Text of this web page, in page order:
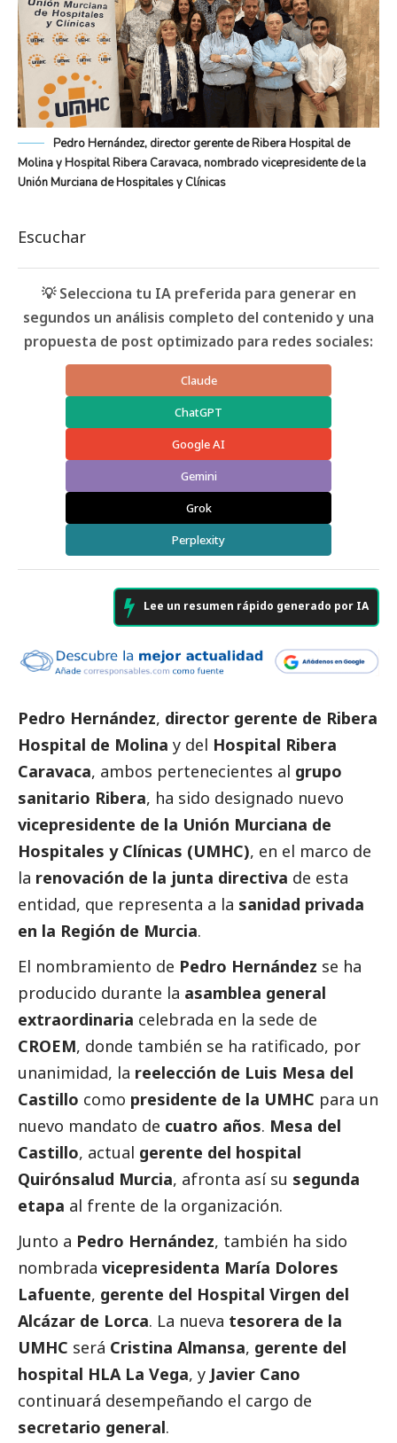
Pedro Hernández, director gerente de Ribera Hospital de
Molina y Hospital Ribera Caravaca, nombrado vicepresidente de la
Unión Murciana de Hospitales y Clínicas
Escuchar
💡 Selecciona tu IA preferida para generar en
segundos un análisis completo del contenido y una
propuesta de post optimizado para redes sociales:
Claude
ChatGPT
Google AI
Gemini
Grok
Perplexity
Lee un resumen rápido generado por IA
Pedro Hernández, director gerente de Ribera
Hospital de Molina y del Hospital Ribera
Caravaca, ambos pertenecientes al grupo
sanitario Ribera, ha sido designado nuevo
vicepresidente de la Unión Murciana de
Hospitales y Clínicas (UMHC), en el marco de
la renovación de la junta directiva de esta
entidad, que representa a la sanidad privada
en la Región de Murcia.
El nombramiento de Pedro Hernández se ha
producido durante la asamblea general
extraordinaria celebrada en la sede de
CROEM, donde también se ha ratificado, por
unanimidad, la reelección de Luis Mesa del
Castillo como presidente de la UMHC para un
nuevo mandato de cuatro años. Mesa del
Castillo, actual gerente del hospital
Quirónsalud Murcia, afronta así su segunda
etapa al frente de la organización.
Junto a Pedro Hernández, también ha sido
nombrada vicepresidenta María Dolores
Lafuente, gerente del Hospital Virgen del
Alcázar de Lorca. La nueva tesorera de la
UMHC será Cristina Almansa, gerente del
hospital HLA La Vega, y Javier Cano
continuará desempeñando el cargo de
secretario general.